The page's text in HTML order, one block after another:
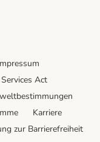
Act
Karriere
zur Barrierefreiheit